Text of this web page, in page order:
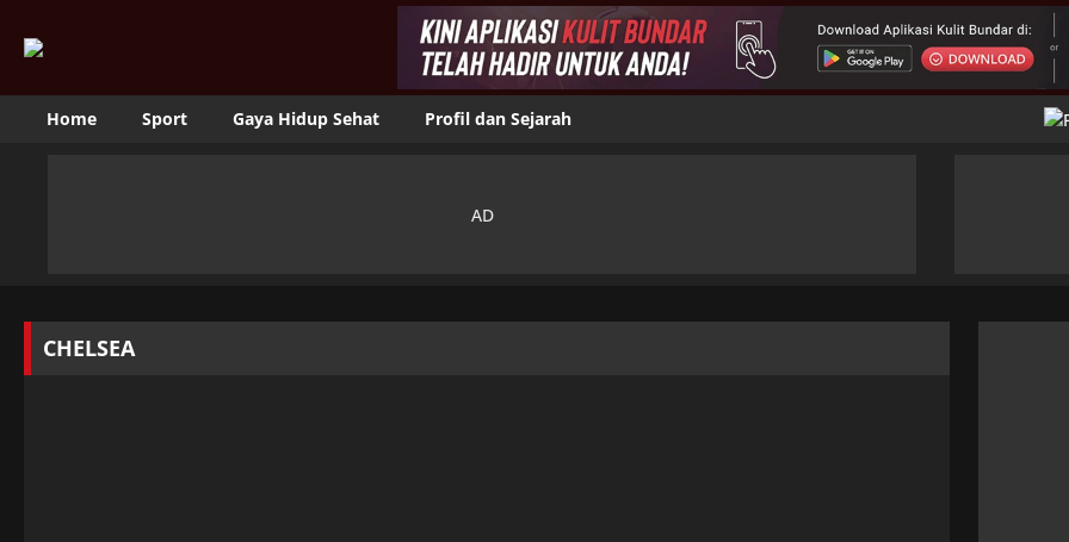
Home Sport Gaya Hidup Sehat Profil dan Sejarah
CHELSEA